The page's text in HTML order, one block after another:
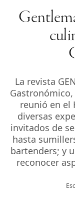
La revista
reunió en el
diversas
invitados de
hasta
bartenders; y
reconocer